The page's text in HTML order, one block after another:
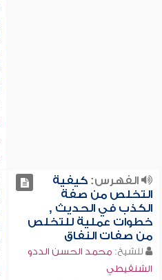
الفهرس:كيفية
التخلص من صفة
الكذب في الحديث ,
خطوات عملية للتخلص
من صفات النفاق
للشيخ: محمد الحسن الددو
الشنقيطي